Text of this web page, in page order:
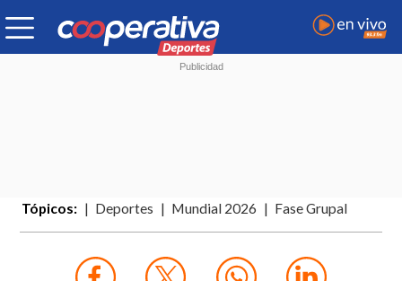
Tópicos: Deportes Mundial 2026 Fase Grupal